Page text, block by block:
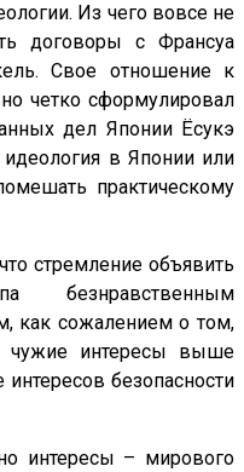
Из чего вовсе не
договоры с Франсуа
Свое отношение к
четко сформулировал
дел Японии Ёсукэ
в Японии или
практическому
стремление объявить
безнравственным
как сожалением о том,
чужие интересы выше
безопасности
интересы – мирового